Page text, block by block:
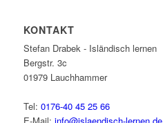
KONTAKT
Stefan Drabek - Isländisch lernen
Bergstr. 3c
01979 Lauchhammer
Tel: 0176-40 45 25 66